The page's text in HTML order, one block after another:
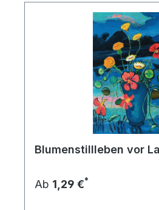
Blumenstillleben vor
Ab 1,29 €*